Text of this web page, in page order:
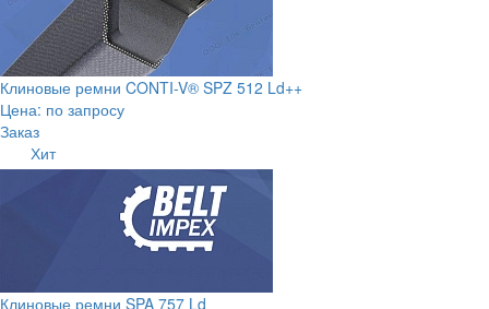
Клиновые ремни CONTI-V® SPZ 512 Ld++
Цена: по запросу
Заказ
Хит
Клиновые ремни SPA 757 Ld